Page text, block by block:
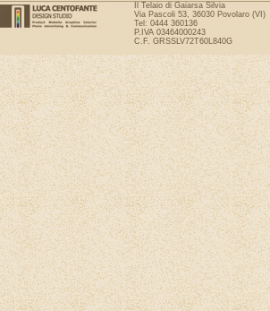
Il Telaio di Gaiarsa Silvia
Via Pascoli 53, 36030 Povolaro (VI)
Tel: 0444 360136
P.IVA 03464000243
C.F. GRSSLV72T60L840G